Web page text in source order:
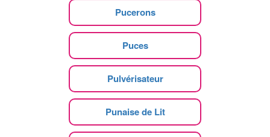
Pucerons
Puces
Pulvérisateur
Punaise de Lit